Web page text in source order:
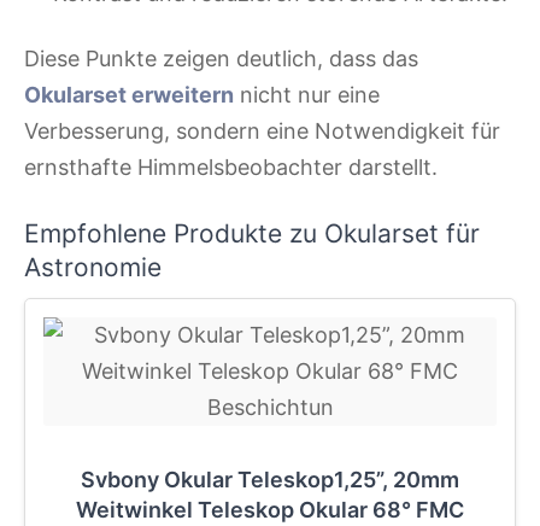
Diese Punkte zeigen deutlich, dass das
Okularset erweitern nicht nur eine
Verbesserung, sondern eine Notwendigkeit für
ernsthafte Himmelsbeobachter darstellt.
Empfohlene Produkte zu Okularset für
Astronomie
Svbony Okular Teleskop1,25”, 20mm
Weitwinkel Teleskop Okular 68° FMC